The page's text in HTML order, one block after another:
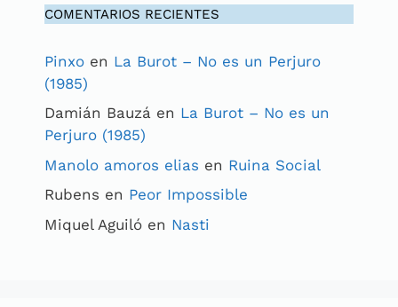
COMENTARIOS RECIENTES
Pinxo en La Burot – No es un Perjuro
(1985)
Damián Bauzá en La Burot – No es un
Perjuro (1985)
Manolo amoros elias en Ruina Social
Rubens en Peor Impossible
Miquel Aguiló en Nasti